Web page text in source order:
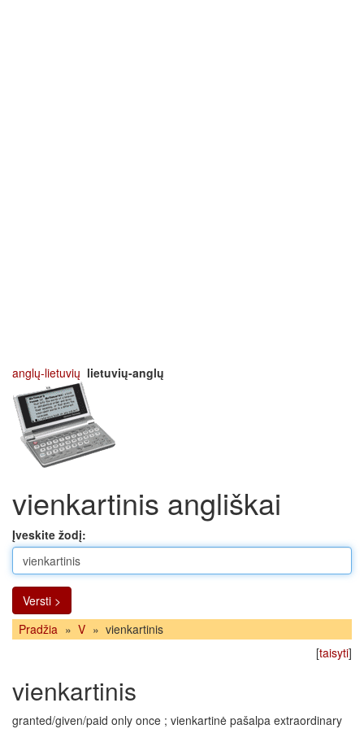
anglų-lietuvių lietuvių-anglų
vienkartinis angliškai
Įveskite žodį:
Versti >
Pradžia » V » vienkartinis
[taisyti]
vienkartinis
granted/given/paid only once ; vienkartinė pašalpa extraordinary